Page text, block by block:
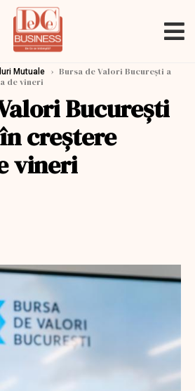
Mutuale › Bursa de Valori Bucureşti a
de vineri
Bucureşti
creştere
vineri